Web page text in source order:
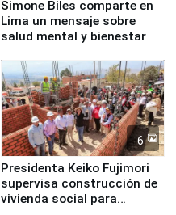
Simone Biles comparte en
Lima un mensaje sobre
salud mental y bienestar
6
Presidenta Keiko Fujimori
supervisa construcción de
vivienda social para